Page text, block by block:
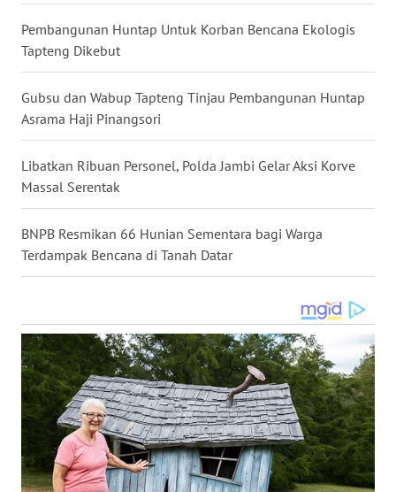
Pembangunan Huntap Untuk Korban Bencana Ekologis
Tapteng Dikebut
Gubsu dan Wabup Tapteng Tinjau Pembangunan Huntap
Asrama Haji Pinangsori
Libatkan Ribuan Personel, Polda Jambi Gelar Aksi Korve
Massal Serentak
BNPB Resmikan 66 Hunian Sementara bagi Warga
Terdampak Bencana di Tanah Datar
LANGKAT
WN
TAPANULI
SELATAN
WN
TANJUNG
KARO
SIMALUNGUN
WN
LABUHANBATU
WN
TAPANULI
TENGAH